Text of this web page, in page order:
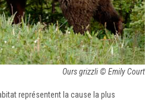
Ours grizzli © Emily Court
représentent la cause la plus